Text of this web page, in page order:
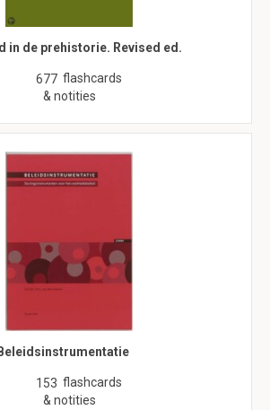
in de prehistorie. Revised ed.
677 flashcards
& notities
Beleidsinstrumentatie
153 flashcards
& notities